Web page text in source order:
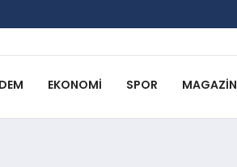
EKONOMI SPOR MAGAZIN